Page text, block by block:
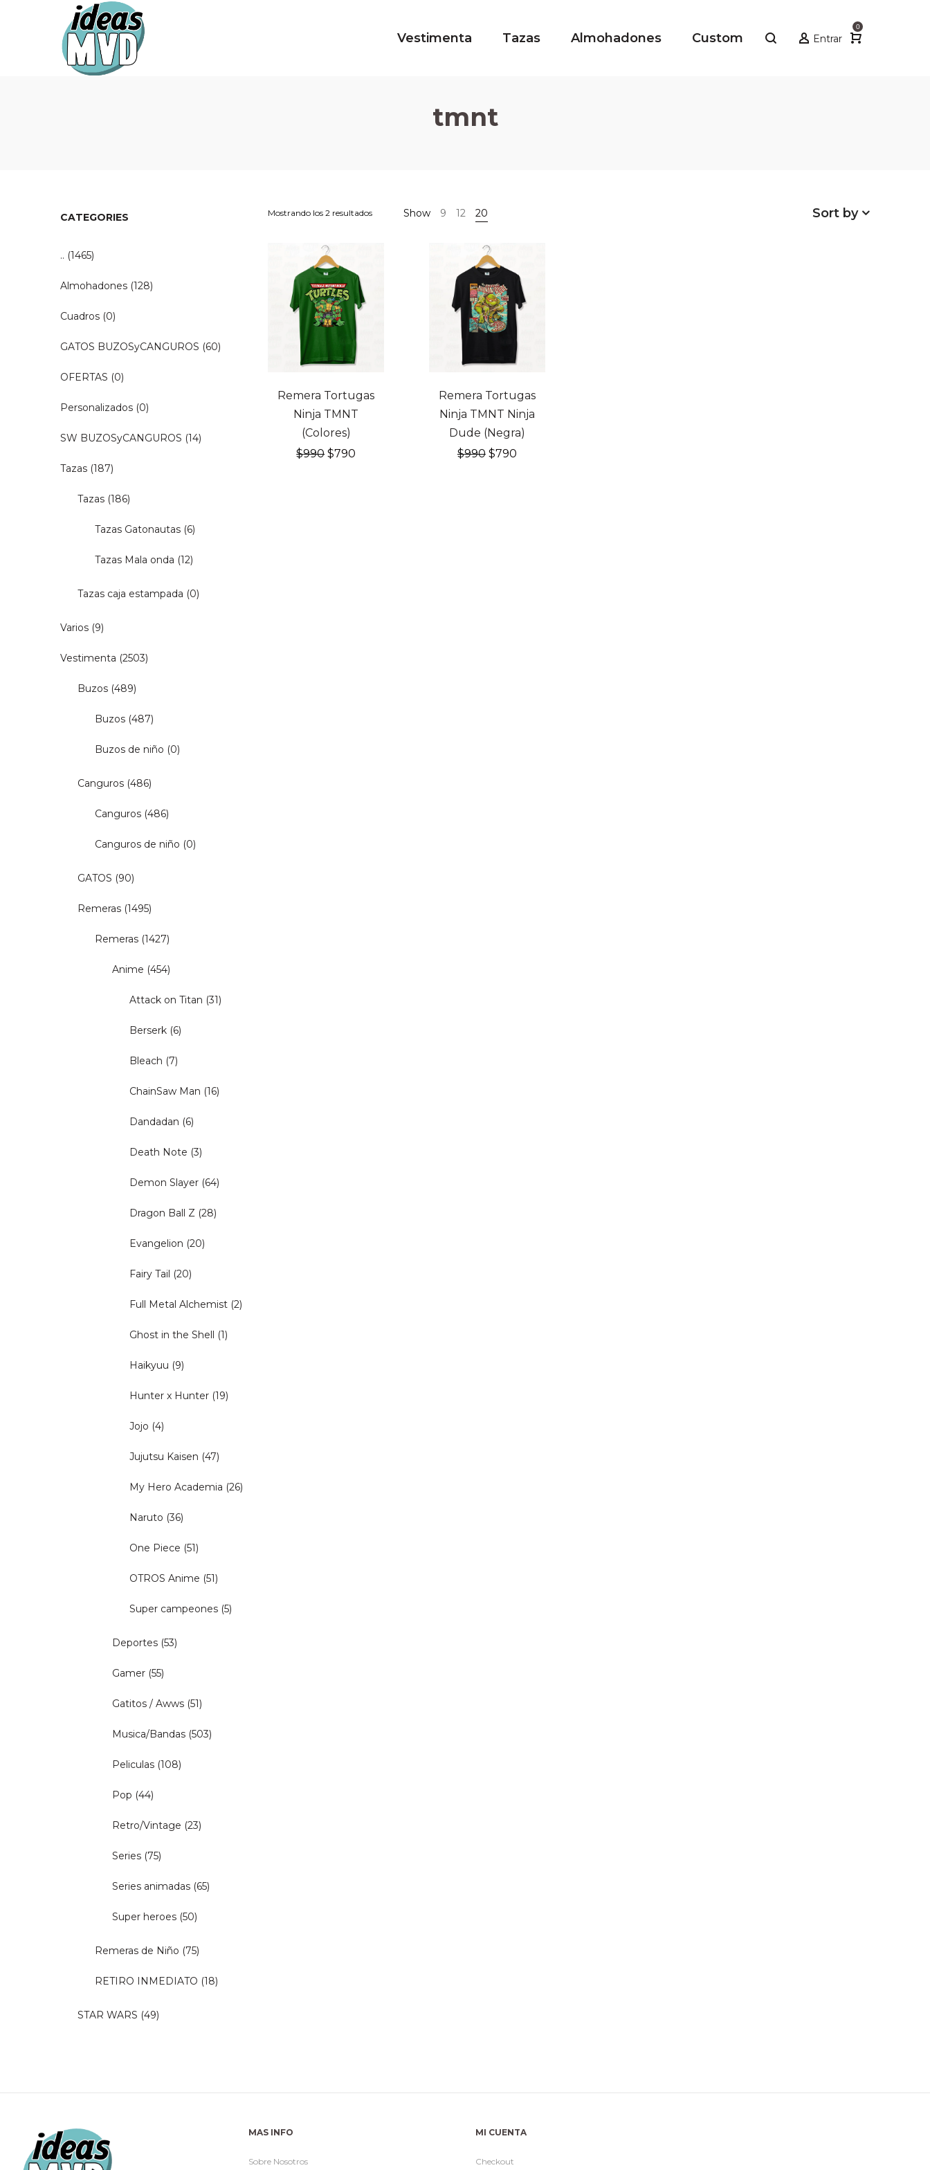
Ideas
Ideas Entrar
0
Vestimenta Tazas Almohadones Custom
tmnt
Mostrando los 2 resultados Show 9 12 20 Sort by
20% OFF
Remera Tortugas
Ninja TMNT
(Colores)
$990El
$790
20% OFF
Remera Tortugas
Ninja TMNT Ninja
Dude (Negra)
$990 El
$790El
CATEGORIES
.. (1465)
Almohadones (128)
Cuadros (0)
GATOS BUZOSyCANGUROS (60)
OFERTAS (0)
Personalizados (0)
SW BUZOSyCANGUROS (14)
Tazas (187)
Tazas (186)
Tazas Gatonautas (6)
Tazas Mala onda (12)
Tazas caja estampada (0)
Varios (9)
Vestimenta (2503)
Buzos (489)
Buzos (487)
Buzos de niño (0)
Canguros (486)
Canguros (486)
Canguros de niño (0)
GATOS (90)
Remeras (1495)
Remeras (1427)
Anime (454)
Attack on Titan (31)
Berserk (6)
Bleach (7)
ChainSaw Man (16)
Dandadan (6)
Death Note (3)
Demon Slayer (64)
Dragon Ball Z (28)
Evangelion (20)
Fairy Tail (20)
Full Metal Alchemist (2)
Ghost in the Shell (1)
Haikyuu (9)
Hunter x Hunter (19)
Jojo (4)
Jujutsu Kaisen (47)
My Hero Academia (26)
Naruto (36)
One Piece (51)
OTROS Anime (51)
Super campeones (5)
Deportes (53)
Gamer (55)
Gatitos / Awws (51)
Musica/Bandas (503)
Peliculas (108)
Pop (44)
Retro/Vintage (23)
Series (75)
Series animadas (65)
Super heroes (50)
Remeras de Niño (75)
RETIRO INMEDIATO (18)
STAR WARS (49)
MAS INFO
Sobre Nosotros
MI CUENTA
Checkout